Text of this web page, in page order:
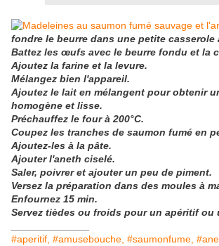
fondre le beurre dans une petite casserole
Battez les œufs avec le beurre fondu et la
Ajoutez la farine et la levure.
Mélangez bien l'appareil.
Ajoutez le lait en mélangent pour obtenir
homogène et lisse.
Préchauffez le four à 200°C.
Coupez les tranches de saumon fumé en
Ajoutez-les à la pâte.
Ajouter l'aneth ciselé.
Saler, poivrer et ajouter un peu de piment.
Versez la préparation dans des moules à
Enfournez 15 min.
Servez tièdes ou froids pour un apéritif ou
#aperitif, #amusebouche, #saumonfume,